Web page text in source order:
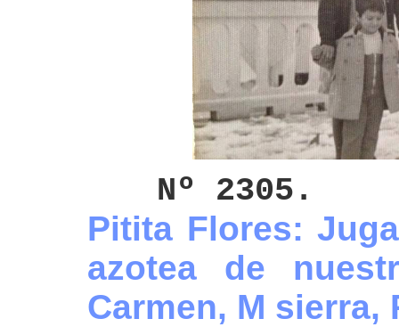
Nº 2305.
Pitita Flores:
azotea de
Carmen, M sierra,